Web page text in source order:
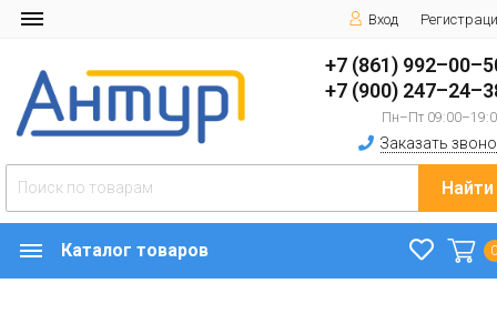
Вход
+7 (861)
+7 (900)
Пн–Пт
Заказать
Найти
Каталог товаров